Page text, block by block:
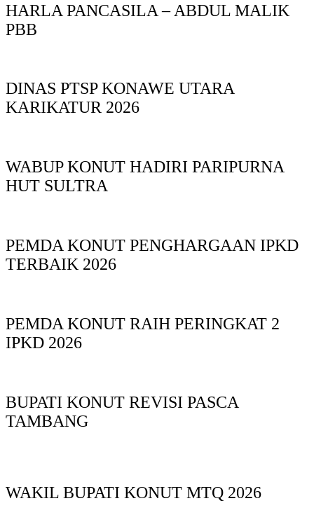
HARLA PANCASILA – ABDUL MALIK
PBB
DINAS PTSP KONAWE UTARA
KARIKATUR 2026
WABUP KONUT HADIRI PARIPURNA
HUT SULTRA
PEMDA KONUT PENGHARGAAN IPKD
TERBAIK 2026
PEMDA KONUT RAIH PERINGKAT 2
IPKD 2026
BUPATI KONUT REVISI PASCA
TAMBANG
WAKIL BUPATI KONUT MTQ 2026